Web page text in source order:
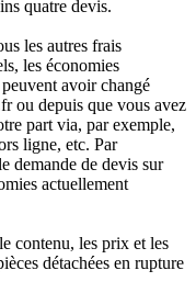
quatre devis.
les autres frais
les économies
avoir changé
ou depuis que vous avez
part via, par exemple,
ligne, etc. Par
demande de devis sur
actuellement
contenu, les prix et les
détachées en rupture